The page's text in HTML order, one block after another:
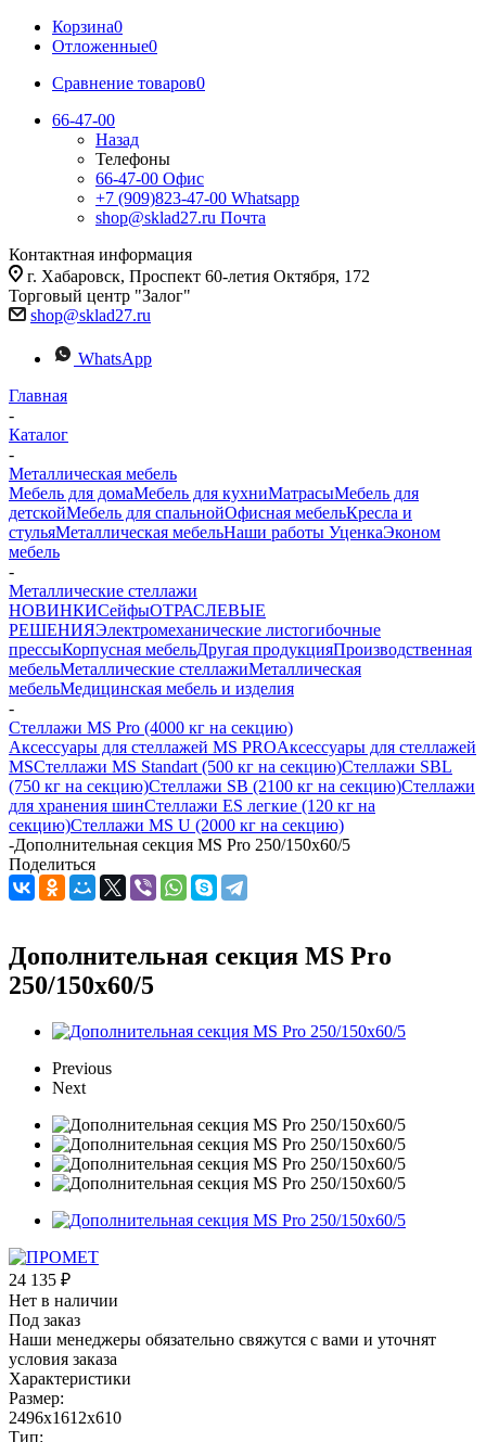
Корзина0
Отложенные0
Сравнение товаров0
66-47-00
Назад
Телефоны
66-47-00 Офис
+7 (909)823-47-00 Whatsapp
shop@sklad27.ru Почта
Контактная информация
г. Хабаровск, Проспект 60-летия Октября, 172
Торговый центр "Залог"
shop@sklad27.ru
WhatsApp
Главная
-
Каталог
-
Металлическая мебель
Мебель для домаМебель для кухниМатраcыМебель для
детскойМебель для спальнойОфисная мебельКресла и
стульяМеталлическая мебельНаши работы УценкаЭконом
мебель
-
Металлические стеллажи
НОВИНКИСейфыОТРАСЛЕВЫЕ
РЕШЕНИЯЭлектромеханические листогибочные
прессыКорпусная мебельДругая продукцияПроизводственная
мебельМеталлические стеллажиМеталлическая
мебельМедицинская мебель и изделия
-
Стеллажи MS Pro (4000 кг на секцию)
Аксессуары для стеллажей MS PROАксессуары для стеллажей
MSСтеллажи MS Standart (500 кг на секцию)Стеллажи SBL
(750 кг на секцию)Стеллажи SB (2100 кг на секцию)Стеллажи
для хранения шинСтеллажи ES легкие (120 кг на
секцию)Стеллажи MS U (2000 кг на секцию)
-Дополнительная секция MS Pro 250/150x60/5
Поделиться
Дополнительная секция MS Pro
250/150x60/5
Previous
Next
24 135 ₽
Нет в наличии
Под заказ
Наши менеджеры обязательно свяжутся с вами и уточнят
условия заказа
Характеристики
Размер:
2496х1612х610
Тип: